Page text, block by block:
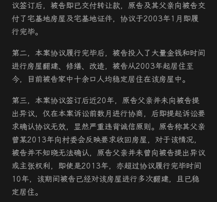
议签订后，被告即已交付转让款，原告及其父亲向被告交
付了宅基地房屋及宅基地证件，协议于2003年1月即履
行完毕。
第二，本案协议履行完毕后，被告投入了大量金钱和时间
进行房屋翻建、修缮、改造，被告从2003年起居住至
今，目前被告家中十余口人均稳定居住在该房屋中。
第三，本案协议签订后近20年，原告父亲并未向被告提
出异议，仅在本案诉讼前数月进行协商，后即提起诉讼要
求确认协议无效，显然严重违背诚信原则。原告称其父亲
曾某2013年向村委会反映要求收回房屋，对于该情况，
被告并不知晓无法确认，原告父亲并未曾向被告提出异议
或主张权利，即使是2013年，亦超过协议履行完毕时间
10年，该期间被告已经对该房屋进行多次翻建，且已稳
定居住。